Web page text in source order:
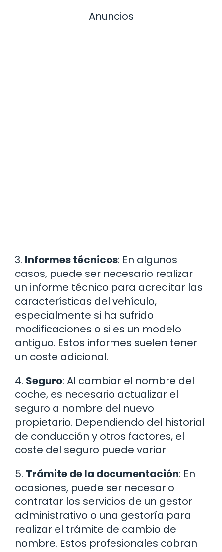
Anuncios
3. Informes técnicos: En algunos
casos, puede ser necesario realizar
un informe técnico para acreditar las
características del vehículo,
especialmente si ha sufrido
modificaciones o si es un modelo
antiguo. Estos informes suelen tener
un coste adicional.
4. Seguro: Al cambiar el nombre del
coche, es necesario actualizar el
seguro a nombre del nuevo
propietario. Dependiendo del historial
de conducción y otros factores, el
coste del seguro puede variar.
5. Trámite de la documentación: En
ocasiones, puede ser necesario
contratar los servicios de un gestor
administrativo o una gestoría para
realizar el trámite de cambio de
nombre. Estos profesionales cobran